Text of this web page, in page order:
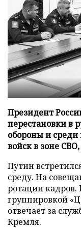
Президент
перестановки в
обороны и
войск в зоне
Путин
среду. На
ротации
группировкой
отвечает за
Кремля.